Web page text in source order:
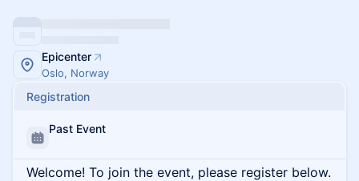
Epicenter
Oslo, Norway
Registration
Past Event
Welcome! To join the event, please register below.